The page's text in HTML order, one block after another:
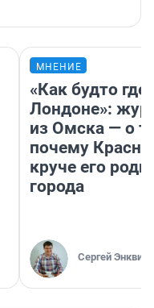
МНЕНИЕ
«Как будто
Лондоне»:
из Омска — о
почему
круче его
города
Сергей Энквист